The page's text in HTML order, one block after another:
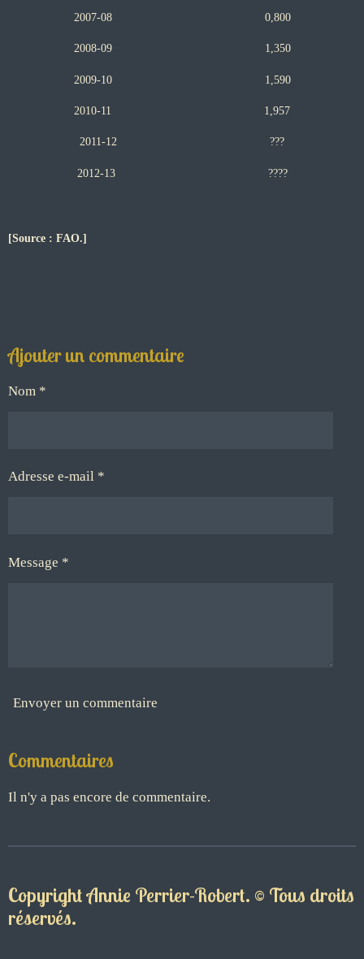
2007-08 0,800
2008-09 1,350
2009-10 1,590
2010-11 1,957
2011-12 ???
2012-13 ????
[Source : FAO.]
Ajouter un commentaire
Nom *
Adresse e-mail *
Message *
Envoyer un commentaire
Commentaires
Il n'y a pas encore de commentaire.
Copyright Annie Perrier-Robert. © Tous droits
réservés.